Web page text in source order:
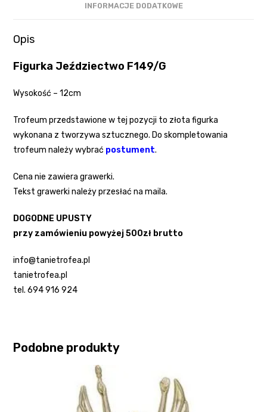
INFORMACJE DODATKOWE
Opis
Figurka Jeździectwo F149/G
Wysokość – 12cm
Trofeum przedstawione w tej pozycji to złota figurka
wykonana z tworzywa sztucznego. Do skompletowania
trofeum należy wybrać postument.
Cena nie zawiera grawerki.
Tekst grawerki należy przesłać na maila.
DOGODNE UPUSTY
przy zamówieniu powyżej 500zł brutto
info@tanietrofea.pl
tanietrofea.pl
tel. 694 916 924
Podobne produkty